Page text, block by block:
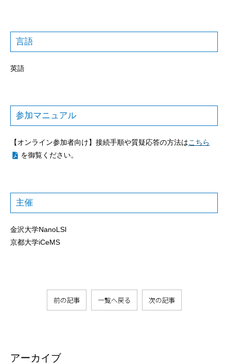
アーカイブ
言語
英語
参加マニュアル
【オンライン参加者向け】接続手順や質疑応答の方法はこちら
を御覧ください。
主催
金沢大学NanoLSI
京都大学iCeMS
前の記事 一覧へ戻る 次の記事